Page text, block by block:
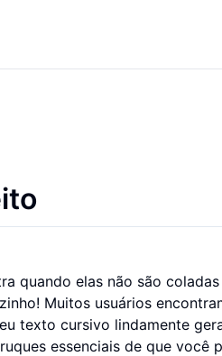
quando elas não são
Muitos usuários
texto cursivo lindamente
essenciais de que você